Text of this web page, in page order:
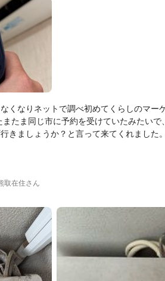
くなりネットで調べ初めてくらしのマー
たま同じ市に予約を受けていたみたいで
きましょうか？と言って来てくれました
クやどれくらい持つのか、色々とこちらの
取在住さん